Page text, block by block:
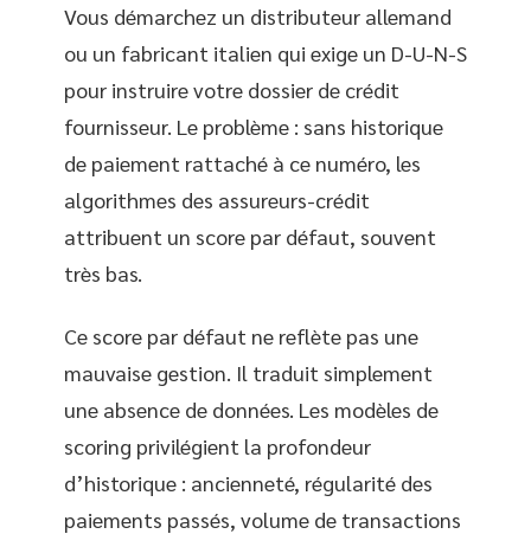
Vous démarchez un distributeur allemand
ou un fabricant italien qui exige un D-U-N-S
pour instruire votre dossier de crédit
fournisseur. Le problème : sans historique
de paiement rattaché à ce numéro, les
algorithmes des assureurs-crédit
attribuent un score par défaut, souvent
très bas.
Ce score par défaut ne reflète pas une
mauvaise gestion. Il traduit simplement
une absence de données. Les modèles de
scoring privilégient la profondeur
d’historique : ancienneté, régularité des
paiements passés, volume de transactions